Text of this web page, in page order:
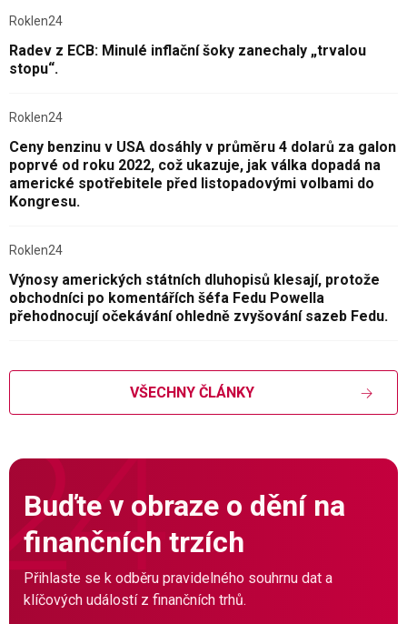
Roklen24
Radev z ECB: Minulé inflační šoky zanechaly „trvalou
stopu“.
Roklen24
Ceny benzinu v USA dosáhly v průměru 4 dolarů za galon
poprvé od roku 2022, což ukazuje, jak válka dopadá na
americké spotřebitele před listopadovými volbami do
Kongresu.
Roklen24
Výnosy amerických státních dluhopisů klesají, protože
obchodníci po komentářích šéfa Fedu Powella
přehodnocují očekávání ohledně zvyšování sazeb Fedu.
VŠECHNY ČLÁNKY
Buďte v obraze o dění na
finančních trzích
Přihlaste se k odběru pravidelného souhrnu dat a
klíčových událostí z finančních trhů.